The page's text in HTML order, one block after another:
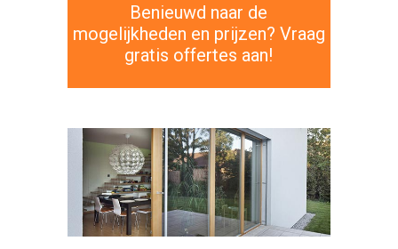
Benieuwd naar de
mogelijkheden en prijzen? Vraag
gratis offertes aan!